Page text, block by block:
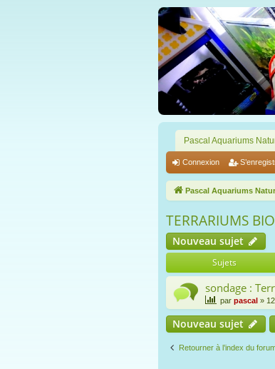
Pascal Aquariums
Connexion
Pascal Aquariums
TERRARIUMS
Nouveau sujet
Sujets
sondage :
par pascal »
Nouveau sujet
Retourner à l’index du